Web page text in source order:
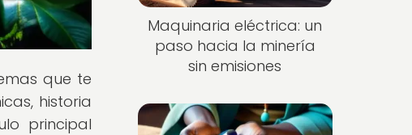
que te
historia
principal
Maquinaria eléctrica: un
paso hacia la minería
sin emisiones